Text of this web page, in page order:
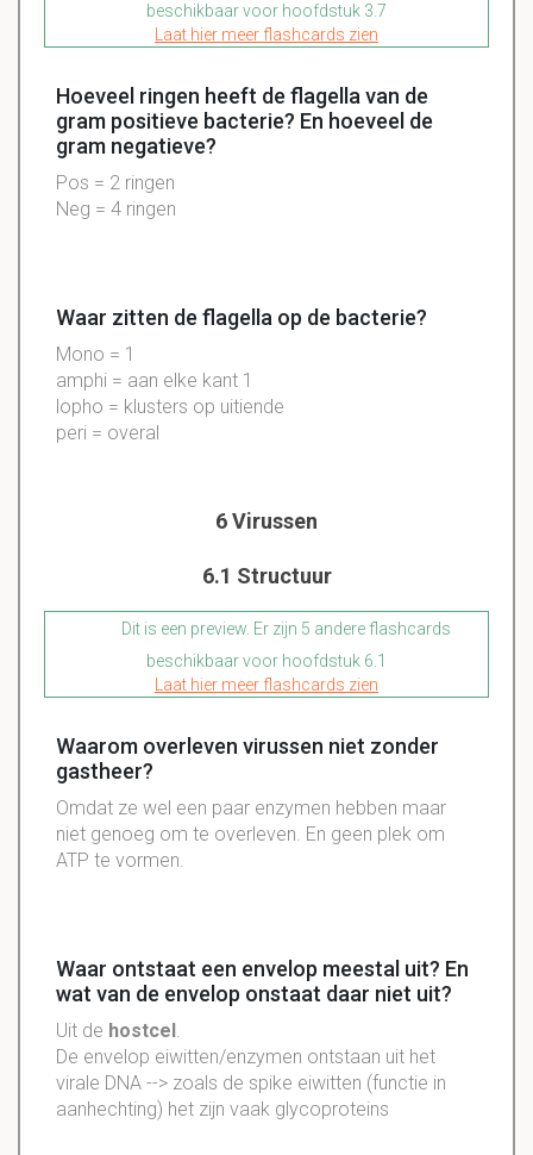
beschikbaar voor hoofdstuk 3.7
Laat hier meer flashcards zien
Hoeveel ringen heeft de flagella van de
gram positieve bacterie? En hoeveel de
gram negatieve?
Pos = 2 ringen
Neg = 4 ringen
Waar zitten de flagella op de bacterie?
Mono = 1
amphi = aan elke kant 1
lopho = klusters op uitiende
peri = overal
6 Virussen
6.1 Structuur
Dit is een preview. Er zijn 5 andere flashcards
beschikbaar voor hoofdstuk 6.1
Laat hier meer flashcards zien
Waarom overleven virussen niet zonder
gastheer?
Omdat ze wel een paar enzymen hebben maar
niet genoeg om te overleven. En geen plek om
ATP te vormen.
Waar ontstaat een envelop meestal uit? En
wat van de envelop onstaat daar niet uit?
Uit de hostcel .
De envelop eiwitten/enzymen ontstaan uit het
virale DNA --> zoals de spike eiwitten (functie in
aanhechting) het zijn vaak glycoproteins